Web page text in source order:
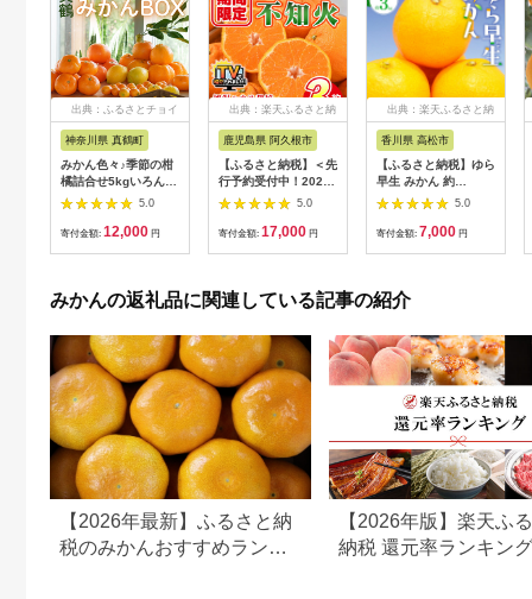
出典：ふるさとチョイ
神奈川県 真鶴町
みかん色々♪季節の柑
橘詰合せ5kgいろんな
種類が一箱に詰まった
楽しいみかんBox＜先
行受付＞
5.0
寄付金額: 12,000 円
出典：楽天ふるさと納
鹿児島県 阿久根市
【ふるさと納税】＜先
行予約受付中！2026
年12月上旬以降順次
発送予定＞ ＼テレビ
で紹介されました！／
3kg) 旬 フルーツ 果物
柑橘 みかん【三笠農
5.0
寄付金額: 17,000 円
出典：楽天ふるさと納
香川県 高松市
【ふるさと納税】ゆら
早生 みかん 約
3kg【2026-9月下旬
～2026-11月上旬配
送】 | 果物 フルーツ
果汁 果肉 お取り寄せ
お取り寄せグルメ お
5.0
寄付金額: 7,000 円
みかんの返礼品に関連している記事の紹介
【2026年最新】ふるさと納
税のみかんおすすめランキ
【2026年版】楽天ふ
納税 還元率ランキン